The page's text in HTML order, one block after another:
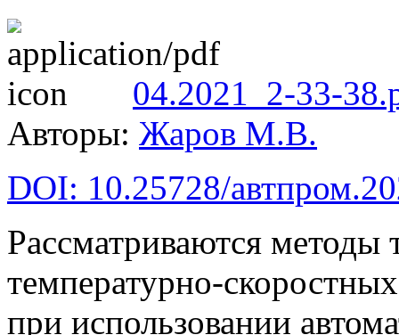
04.2021_2-33-
Авторы: Жаров М.В.
DOI: 10.25728/
Рассматриваются методы
температурно-
при использовании